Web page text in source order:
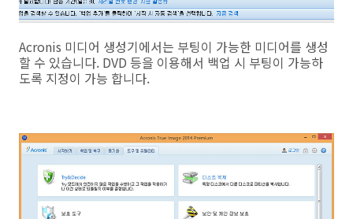
Acronis 미디어 생성기에서는 부팅이 가능한 미디어를 생성
할 수 있습니다. DVD 등을 이용해서 백업 시 부팅이 가능하
도록 지정이 가능 합니다.